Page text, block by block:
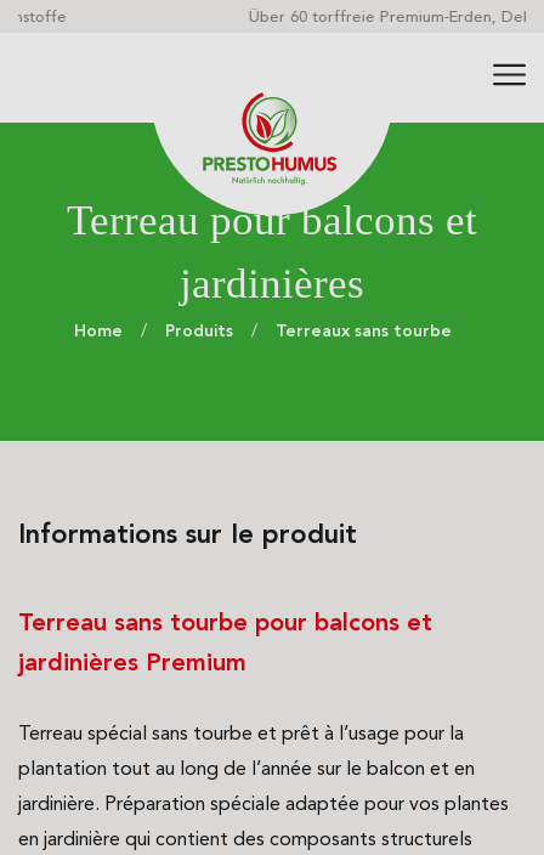
Über 60 torffreie Premium-Erden, Dekore und Mulche
Terreau pour balcons et
jardinières
Home Produits Terreaux sans tourbe
Informations sur le produit
Terreau sans tourbe pour balcons et
jardinières Premium
Terreau spécial sans tourbe et prêt à l’usage pour la
plantation tout au long de l’année sur le balcon et en
jardinière. Préparation spéciale adaptée pour vos plantes
en jardinière qui contient des composants structurels